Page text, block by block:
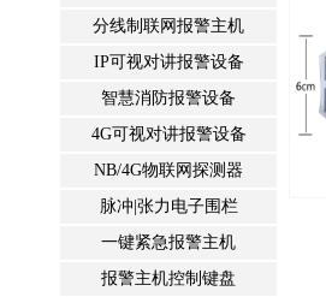
分线制联网报警主机
IP可视对讲报警设备
智慧消防报警设备
4G可视对讲报警设备
NB/4G物联网探测器
脉冲|张力电子围栏
一键紧急报警主机
报警主机控制键盘